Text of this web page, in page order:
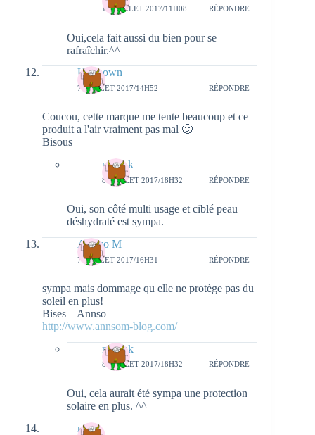
10 JUILLET 2017/11H08 RÉPONDRE
Oui,cela fait aussi du bien pour se
rafraîchir.^^
Unknown
7 JUILLET 2017/14H52 RÉPONDRE
Coucou, cette marque me tente beaucoup et ce
produit a l'air vraiment pas mal 🙂
Bisous
natieak
8 JUILLET 2017/18H32 RÉPONDRE
Oui, son côté multi usage et ciblé peau
déshydraté est sympa.
Ann'so M
7 JUILLET 2017/16H31 RÉPONDRE
sympa mais dommage qu elle ne protège pas du
soleil en plus!
Bises – Annso
http://www.annsom-blog.com/
natieak
8 JUILLET 2017/18H32 RÉPONDRE
Oui, cela aurait été sympa une protection
solaire en plus. ^^
meli